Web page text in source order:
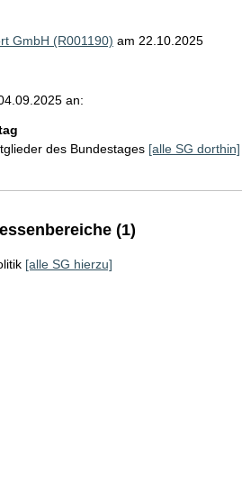
GmbH (R001190) am 22.10.2025
an:
des Bundestages [alle SG dorthin]
(1)
[alle SG hierzu]